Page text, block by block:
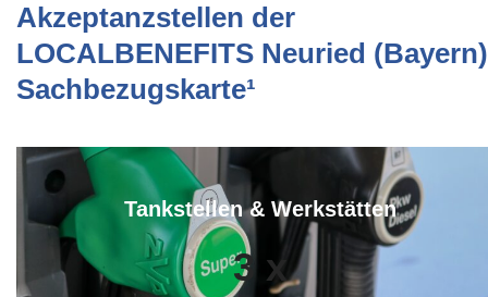
Akzeptanzstellen der
LOCALBENEFITS Neuried (Bayern)
Sachbezugskarte¹
Tankstellen & Werkstätten
3 x